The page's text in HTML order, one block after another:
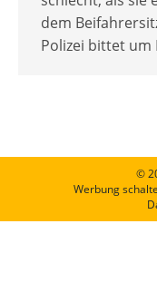
dem
Polizei bittet um
©
Werbung